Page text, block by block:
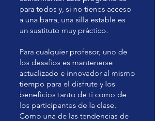
para todos y, si no tienes acceso
a una barra, una silla estable es
un sustituto muy práctico.
Para cualquier profesor, uno de
los desafíos es mantenerse
actualizado e innovador al mismo
tiempo para el disfrute y los
beneficios tanto de ti como de
los participantes de la clase.
Como una de las tendencias de